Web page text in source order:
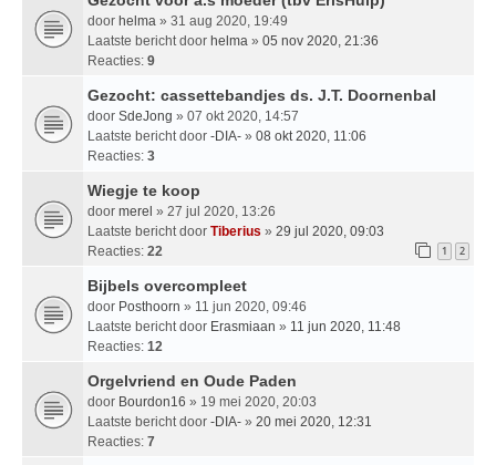
door helma » 31 aug 2020, 19:49
Laatste bericht door helma » 05 nov 2020, 21:36
Reacties: 9
Gezocht: cassettebandjes ds. J.T. Doornenbal
door SdeJong » 07 okt 2020, 14:57
Laatste bericht door -DIA- » 08 okt 2020, 11:06
Reacties: 3
Wiegje te koop
door merel » 27 jul 2020, 13:26
Laatste bericht door Tiberius » 29 jul 2020, 09:03
Reacties: 22 1 2
Bijbels overcompleet
door Posthoorn » 11 jun 2020, 09:46
Laatste bericht door Erasmiaan » 11 jun 2020, 11:48
Reacties: 12
Orgelvriend en Oude Paden
door Bourdon16 » 19 mei 2020, 20:03
Laatste bericht door -DIA- » 20 mei 2020, 12:31
Reacties: 7